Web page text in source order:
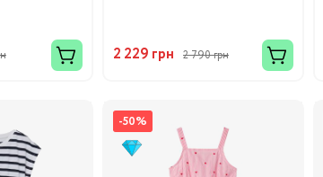
2 229 грн 2 790 грн
-50%